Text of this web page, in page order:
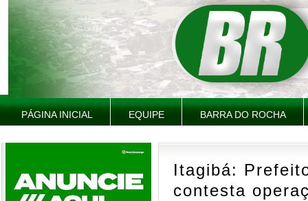
PÁGINA INICIAL EQUIPE BARRA DO ROCHA
Itagibá:
contesta